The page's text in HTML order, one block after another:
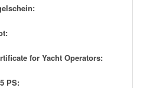
for Yacht Operators:
PS: